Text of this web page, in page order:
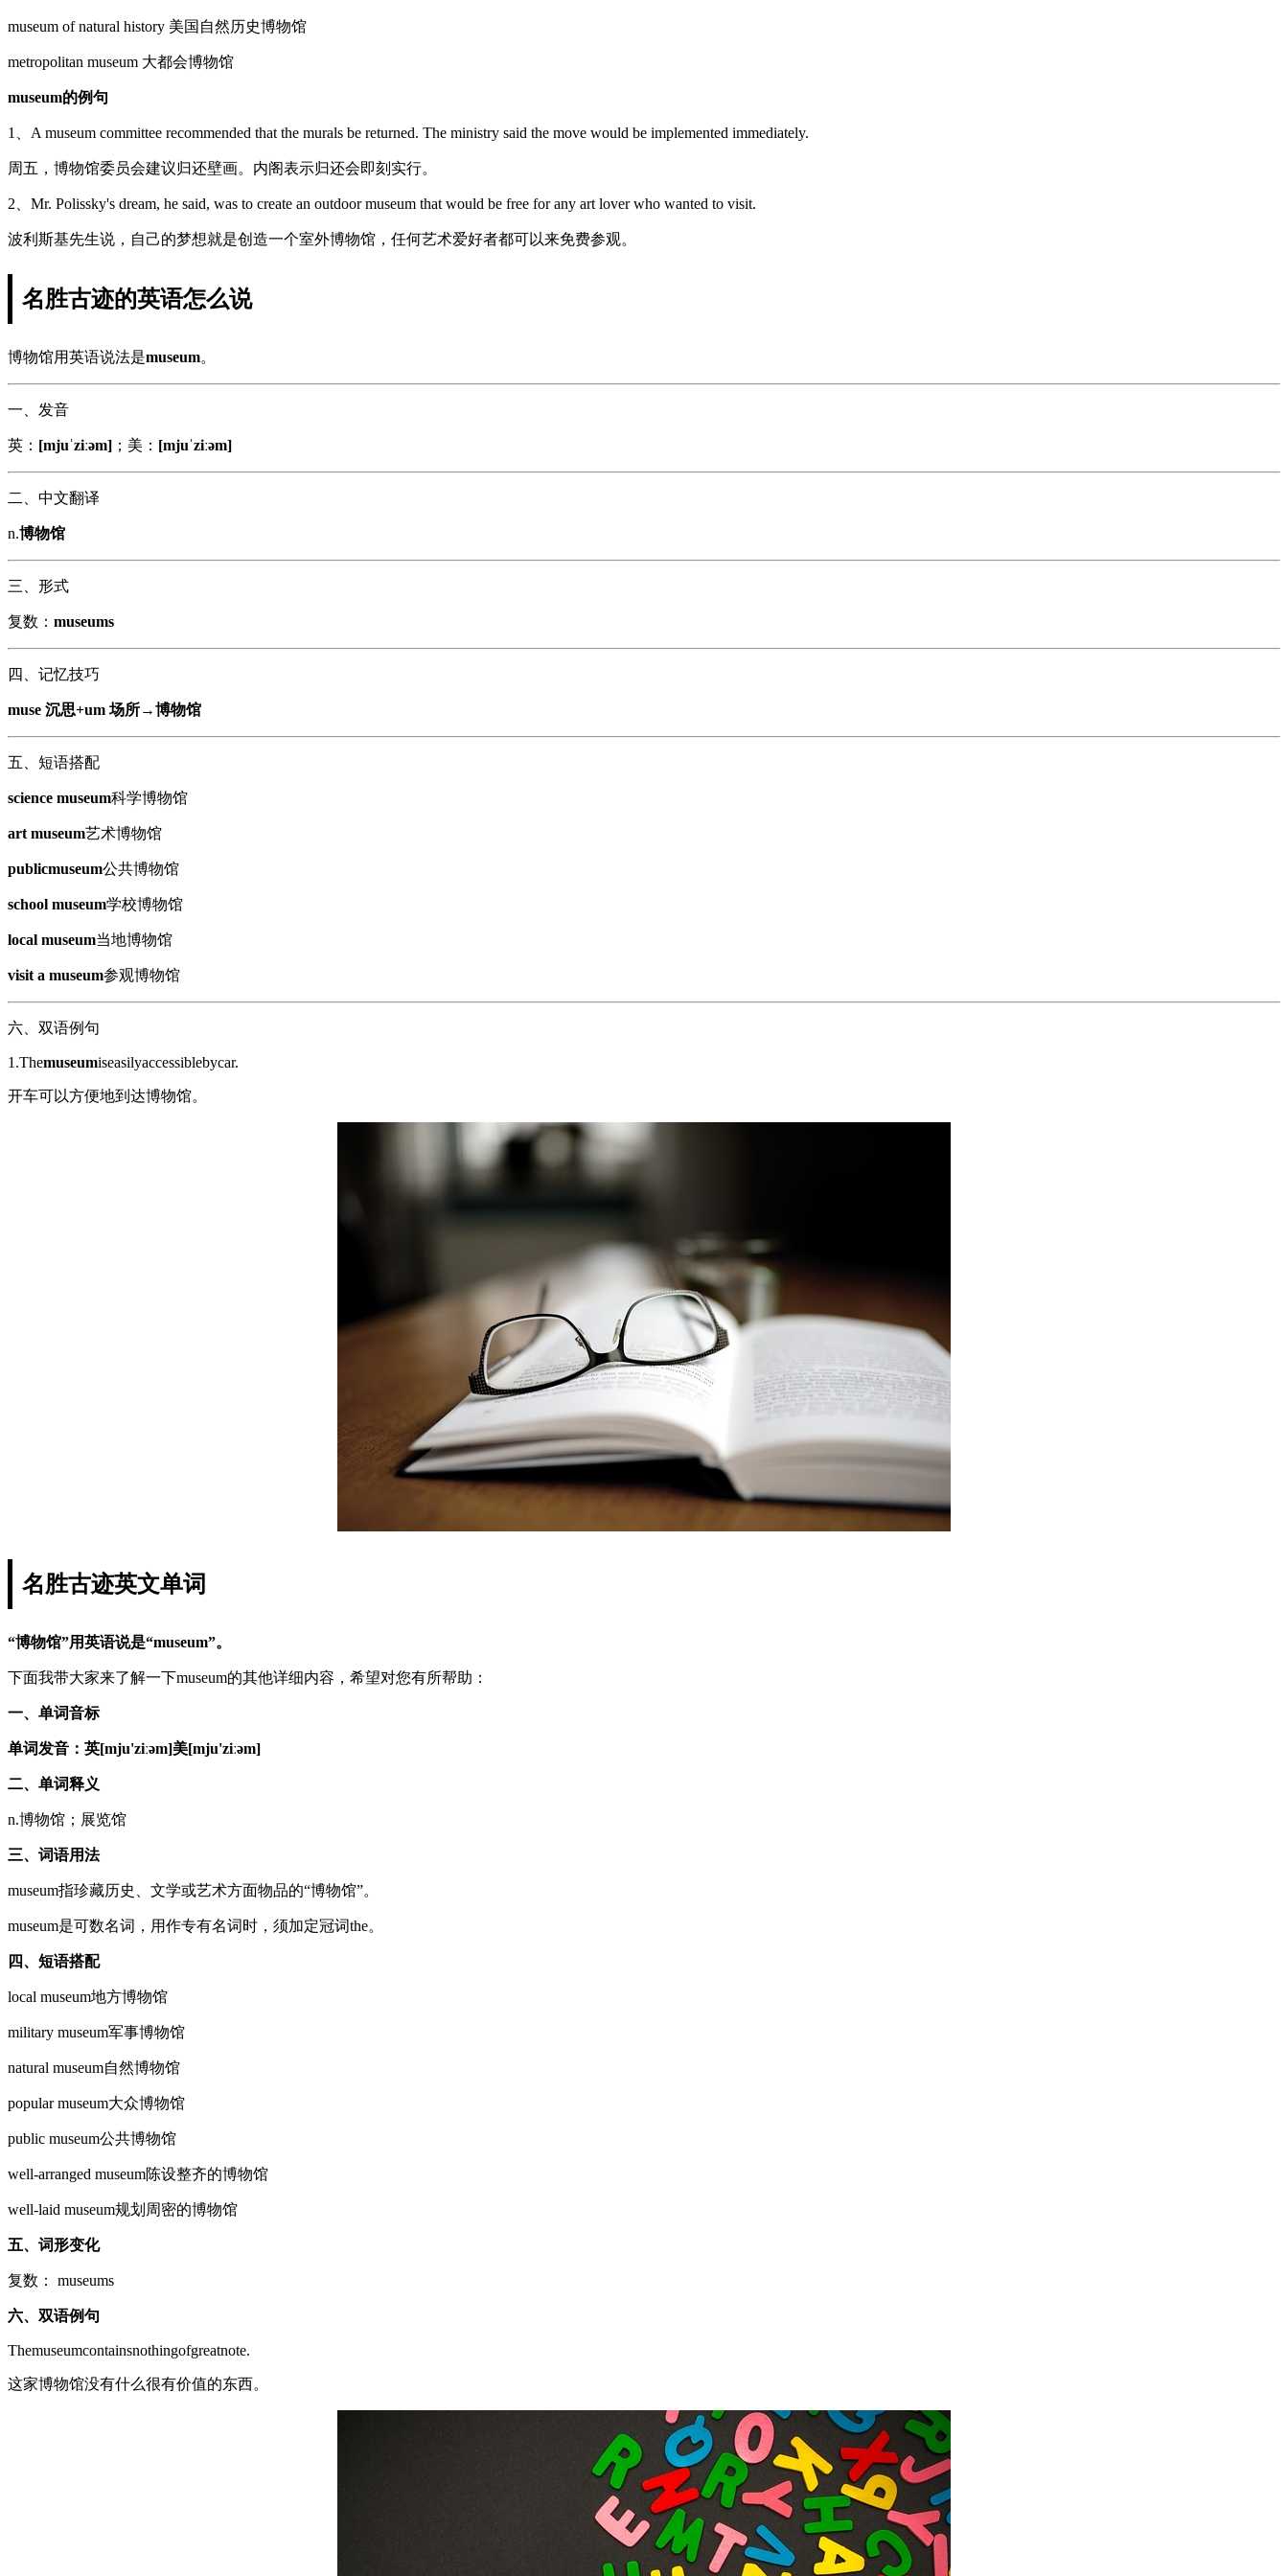
museum of natural history 美国自然历史博物馆
metropolitan museum 大都会博物馆
museum的例句
1、A museum committee recommended that the murals be returned. The ministry said the move would be implemented immediately.
周五，博物馆委员会建议归还壁画。内阁表示归还会即刻实行。
2、Mr. Polissky's dream, he said, was to create an outdoor museum that would be free for any art lover who wanted to visit.
波利斯基先生说，自己的梦想就是创造一个室外博物馆，任何艺术爱好者都可以来免费参观。
名胜古迹的英语怎么说
博物馆用英语说法是museum。
一、发音
英： [mjuˈziːəm] ；美： [mjuˈziːəm]
二、中文翻译
n.博物馆
三、形式
复数： museums
四、记忆技巧
muse 沉思+um 场所→博物馆
五、短语搭配
science museum科学博物馆
art museum艺术博物馆
publicmuseum公共博物馆
school museum学校博物馆
local museum当地博物馆
visit a museum参观博物馆
六、双语例句
1.Themuseumiseasilyaccessiblebycar.
开车可以方便地到达博物馆。
名胜古迹英文单词
“博物馆”用英语说是“museum”。
下面我带大家来了解一下museum的其他详细内容，希望对您有所帮助：
一、单词音标
单词发音：英[mju'ziːəm]美[mju'ziːəm]
二、单词释义
n.博物馆；展览馆
三、词语用法
museum指珍藏历史、文学或艺术方面物品的“博物馆”。
museum是可数名词，用作专有名词时，须加定冠词the。
四、短语搭配
local museum地方博物馆
military museum军事博物馆
natural museum自然博物馆
popular museum大众博物馆
public museum公共博物馆
well-arranged museum陈设整齐的博物馆
well-laid museum规划周密的博物馆
五、词形变化
复数： museums
六、双语例句
Themuseumcontainsnothingofgreatnote.
这家博物馆没有什么很有价值的东西。